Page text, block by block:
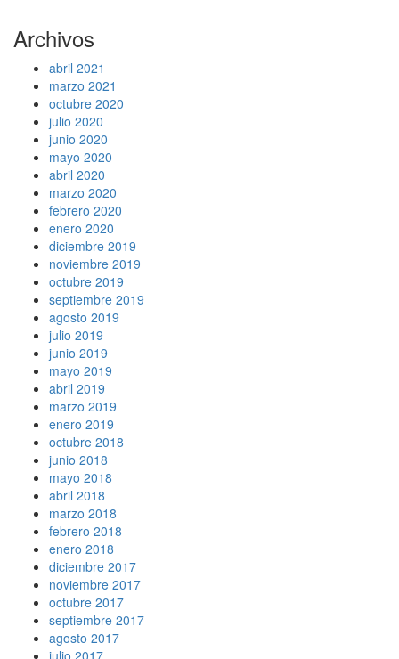
Archivos
abril 2021
marzo 2021
octubre 2020
julio 2020
junio 2020
mayo 2020
abril 2020
marzo 2020
febrero 2020
enero 2020
diciembre 2019
noviembre 2019
octubre 2019
septiembre 2019
agosto 2019
julio 2019
junio 2019
mayo 2019
abril 2019
marzo 2019
enero 2019
octubre 2018
junio 2018
mayo 2018
abril 2018
marzo 2018
febrero 2018
enero 2018
diciembre 2017
noviembre 2017
octubre 2017
septiembre 2017
agosto 2017